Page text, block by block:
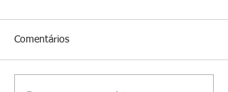
Comentários